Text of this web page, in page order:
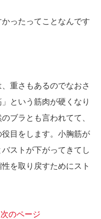
ったってことなんです
重さもあるのでなおさ
という筋肉が硬くなり
ブラとも言われてて、
目をします。小胸筋が
ストが下がってきてし
を取り戻すためにスト
次のページ